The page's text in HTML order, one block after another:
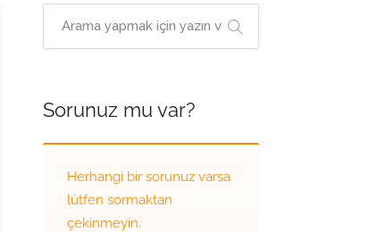
Sorunuz mu var?
Herhangi bir sorunuz varsa
lütfen sormaktan
çekinmeyin.